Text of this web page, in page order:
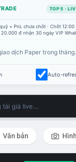
TOP 5 ·
+ PnL chưa chốt · Chốt 12:00
đ nhận 30 ngày VIP
dịch Paper trong tháng.
Auto-
tải giá live...
Văn bản